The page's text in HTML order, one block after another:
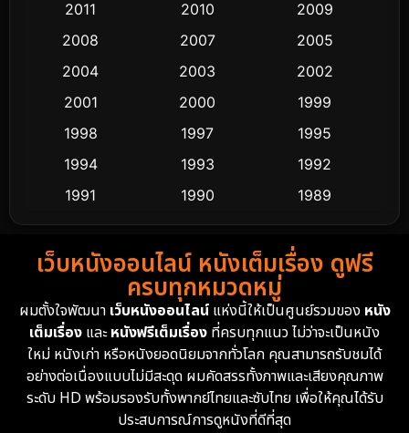
Crime อาชญากรรม 530
Cult Film
Dance เต้น
Detective สืบสวน
Detective สืบสวน
Disney+ 4
Documentary สารคดี 95
Drama ดราม่า
2011
2010
2009
2008
2007
2005
2004
2003
2002
2001
2000
1999
1998
1997
1995
1994
1993
1992
1991
1990
1989
1988
1986
1985
1983
1982
1981
1974
1962
เว็บหนังออนไลน์ หนังเต็มเรื่อง ดูฟรี
ครบทุกหมวดหมู่
ผมตั้งใจพัฒนา เว็บหนังออนไลน์แห่งนี้ให้เป็นศูนย์รวมของ หนัง
เต็มเรื่อง และหนังฟรีเต็มเรื่อง ที่ครบทุกแนว ไม่ว่าจะเป็นหนัง
ใหม่ หนังเก่า หรือหนังยอดนิยมจากทั่วโลก คุณสามารถรับชมได้
อย่างต่อเนื่องแบบไม่มีสะดุด ผมคัดสรรทั้งภาพและเสียงคุณภาพ
ระดับ HD พร้อมรองรับทั้งพากย์ไทยและซับไทย เพื่อให้คุณได้รับ
ประสบการณ์การดูหนังที่ดีที่สุด